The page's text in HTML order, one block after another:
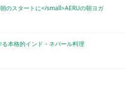
のスタートに</small>AERUの朝ヨガ
本格的インド・ネパール料理